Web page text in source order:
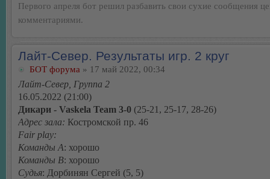
Первого апреля бот решил разбавить свои сухие сообщения
комментариями.
Лайт-Север. Результаты игр. 2 круг
БОТ форума » 17 май 2022, 00:34
Лайт-Север, Группа 2
16.05.2022 (21:00)
Дикари - Vaskela Team 3-0 (25-21, 25-17, 28-26)
Адрес зала: Костромской пр. 46
Fair play:
Команды А: хорошо
Команды В: хорошо
Судья: Дорбинян Сергей (5, 5)